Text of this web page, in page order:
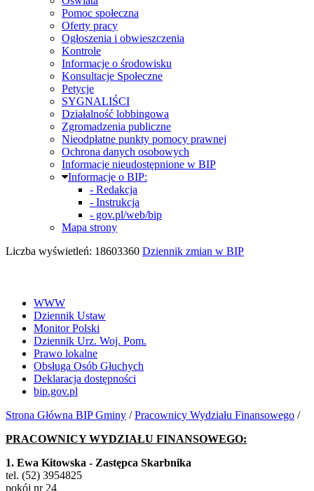
Pomoc społeczna
Oferty pracy
Ogłoszenia i obwieszczenia
Kontrole
Informacje o środowisku
Konsultacje Społeczne
Petycje
SYGNALIŚCI
Działalność lobbingowa
Zgromadzenia publiczne
Nieodpłatne punkty pomocy prawnej
Ochrona danych osobowych
Informacje nieudostępnione w BIP
Informacje o BIP:
- Redakcja
- Instrukcja
- gov.pl/web/bip
Mapa strony
Liczba wyświetleń: 18603360 Dziennik zmian w BIP
WWW
Dziennik Ustaw
Monitor Polski
Dziennik Urz. Woj. Pom.
Prawo lokalne
Obsługa Osób Głuchych
Deklaracja dostępności
bip.gov.pl
Strona Główna BIP Gminy /Pracownicy Wydziału Finansowego /
PRACOWNICY WYDZIAŁU FINANSOWEGO:
1. Ewa Kitowska - Zastępca Skarbnika
tel. (52) 3954825
pokój nr 24